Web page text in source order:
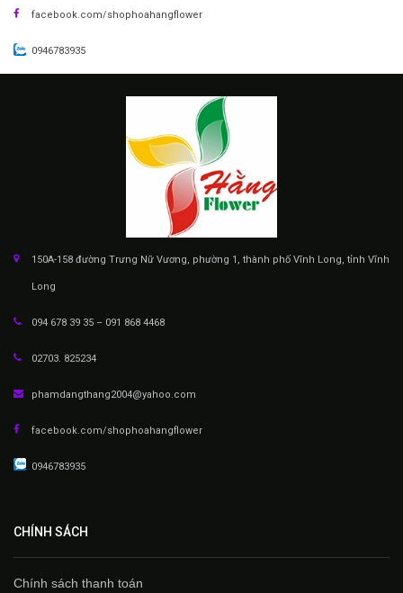
facebook.com/shophoahangflower
0946783935
150A-158 đường Trưng Nữ Vương, phường 1, thành phố Vĩnh Long, tỉnh Vĩnh
Long
094 678 39 35 – 091 868 4468
02703. 825234
phamdangthang2004@yahoo.com
facebook.com/shophoahangflower
0946783935
CHÍNH SÁCH
Chính sách thanh toán